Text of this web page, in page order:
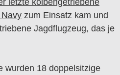
zum Einsatz kam und
Jagdflugzeug, das je
wurden 18 doppelsitzige